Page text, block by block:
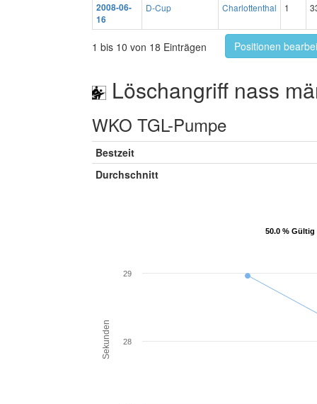
2008-06-
16
D-Cup Charlottenthal 1
1 bis 10 von 18 Einträgen Positionen
Löschangriff nass
WKO TGL-Pumpe
Bestzeit
Durchschnitt
50.0 % Gültig
50.0 % Gültig
Sekunden 28
29